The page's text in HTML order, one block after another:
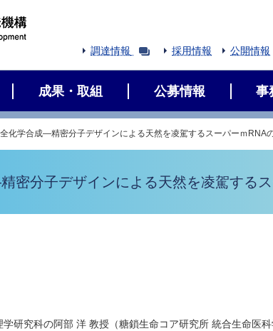
調達情報 採用情報 公開情報
成果・取組 公募情報 事
化学合成―精密分子デザインによる天然を凌駕するスーパーｍRNA
密分子デザインによる天然を凌駕する
研究科の阿部 洋 教授（糖鎖生命コア研究所 統合生命医